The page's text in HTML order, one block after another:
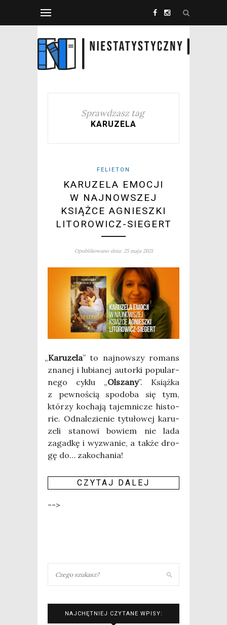
Sprawdzasz tag
KARUZELA
FELIETON
KARUZELA EMOCJI
W NAJNOWSZEJ
KSIĄŻCE AGNIESZKI
LITOROWICZ-SIEGERT
Opublikowano dnia: 25 maja 2021
„Karu­ze­la” to naj­now­szy romans
zna­nej i lubia­nej autor­ki popu­lar­
ne­go cyklu „Olsza­ny”. Książ­ka
z pew­no­ścią spodo­ba się tym,
któ­rzy kocha­ją tajem­ni­cze histo­
rie. Odna­le­zie­nie tytu­ło­wej karu­
ze­li sta­no­wi bowiem nie lada
zagad­kę i wyzwa­nie, a tak­że dro­
gę do… zako­cha­nia!
CZY­TAJ DALEJ
-->
NAJCHĘTNIEJ CZYTANE WPISY: